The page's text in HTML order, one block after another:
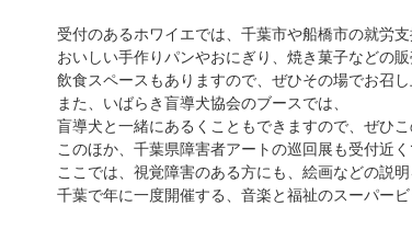
受付のあるホワイエでは、千葉市や船橋市の就労支
おいしい手作りパンやおにぎり、焼き菓子などの
飲食スペースもありますので、ぜひその場でお召し
また、いばらき盲導犬協会のブースでは、
盲導犬と一緒にあるくこともできますので、ぜひこ
このほか、千葉県障害者アートの巡回展も受付近く
ここでは、視覚障害のある方にも、絵画などの説
千葉で年に一度開催する、音楽と福祉のスーパー